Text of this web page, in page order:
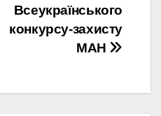
Всеукраїнського
конкурсу-захисту
МАН